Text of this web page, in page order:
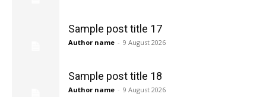
Sample post title 17
Author name - 9 August 2026
Sample post title 18
Author name - 9 August 2026